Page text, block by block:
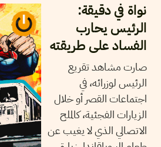
نواة في دقيقة:
الرئيس يحارب
الفساد على طريقته
صارت مشاهد تقريع
الرئيس لوزرائه، في
اجتماعات القصر أو خلال
الزيارات الفجئية، كالملح
الاتصالي الذي لا يغيب عن